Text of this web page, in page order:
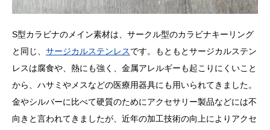
S型カラビナのメイン素材は、サークル型のカラビナキーリング
と同じ、 サージカルステンレスです。もともとサージカルステン
レスは腐食や、熱にも強く、金属アレルギーも起こりにくいこと
から、ハサミやメスなどの医療用器具にも用いられてきました。
金やシルバーに比べて硬質のためにアクセサリー製品などには不
向きと言われてきましたが、近年の加工技術の向上によりアクセ